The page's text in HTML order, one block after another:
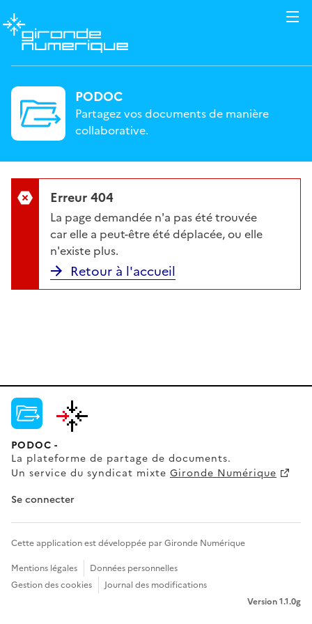
PODOC
Partagez vos documents de manière
collaborative.
Erreur 404
La page demandée n'a pas été trouvée
car elle a peut-être été déplacée, ou elle
n'existe plus.
Retour à l'accueil
PODOC -
La plateforme de partage de documents.
Un service du syndicat mixte Gironde Numérique
Se connecter
Cette application est développée par Gironde Numérique
Mentions légales
Données personnelles
Gestion des cookies
Journal des modifications
Version 1.1.0g